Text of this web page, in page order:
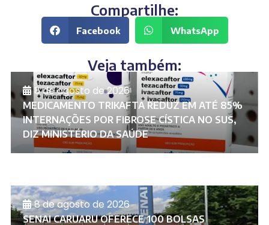
Compartilhe:
Facebook WhatsApp
Veja também:
8 de agosto de 2026
MEDICAMENTO TRIKAFTA REDUZ EM ATÉ 85%
INTERNAÇÕES POR FIBROSE CÍSTICA NO SUS,
DIZ MINISTÉRIO DA SAÚDE
8 de agosto de 2026
SENAI CARUARU OFERECE 100 BOLSAS